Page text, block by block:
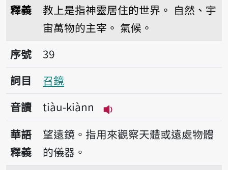
釋義
教上是指神靈居住的世界。 自然、宇
宙萬物的主宰。 氣候。
序號39召鏡
序號
39
詞目
召鏡
音讀
tiàu-kiànn
播放音讀tiàu-kiànn
華語
釋義
望遠鏡。指用來觀察天體或遠處物體
的儀器。